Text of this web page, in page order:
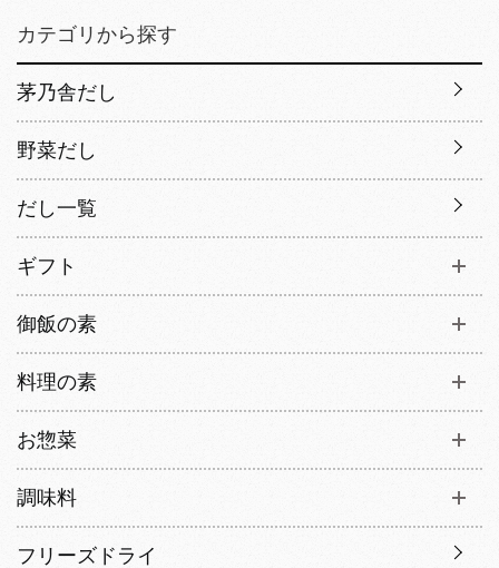
カテゴリから探す
茅乃舎だし
野菜だし
だし一覧
ギフト
御飯の素
料理の素
お惣菜
調味料
フリーズドライ